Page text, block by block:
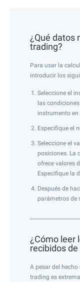
¿Qué datos
trading?
Para usar la
introducir los
Seleccione el
las
instrumento en
Especifique el
Seleccione el
posiciones. La
ofrece valores
Especifique la
Después de
parámetros de
¿Cómo leer
recibidos
A pesar del
trading es